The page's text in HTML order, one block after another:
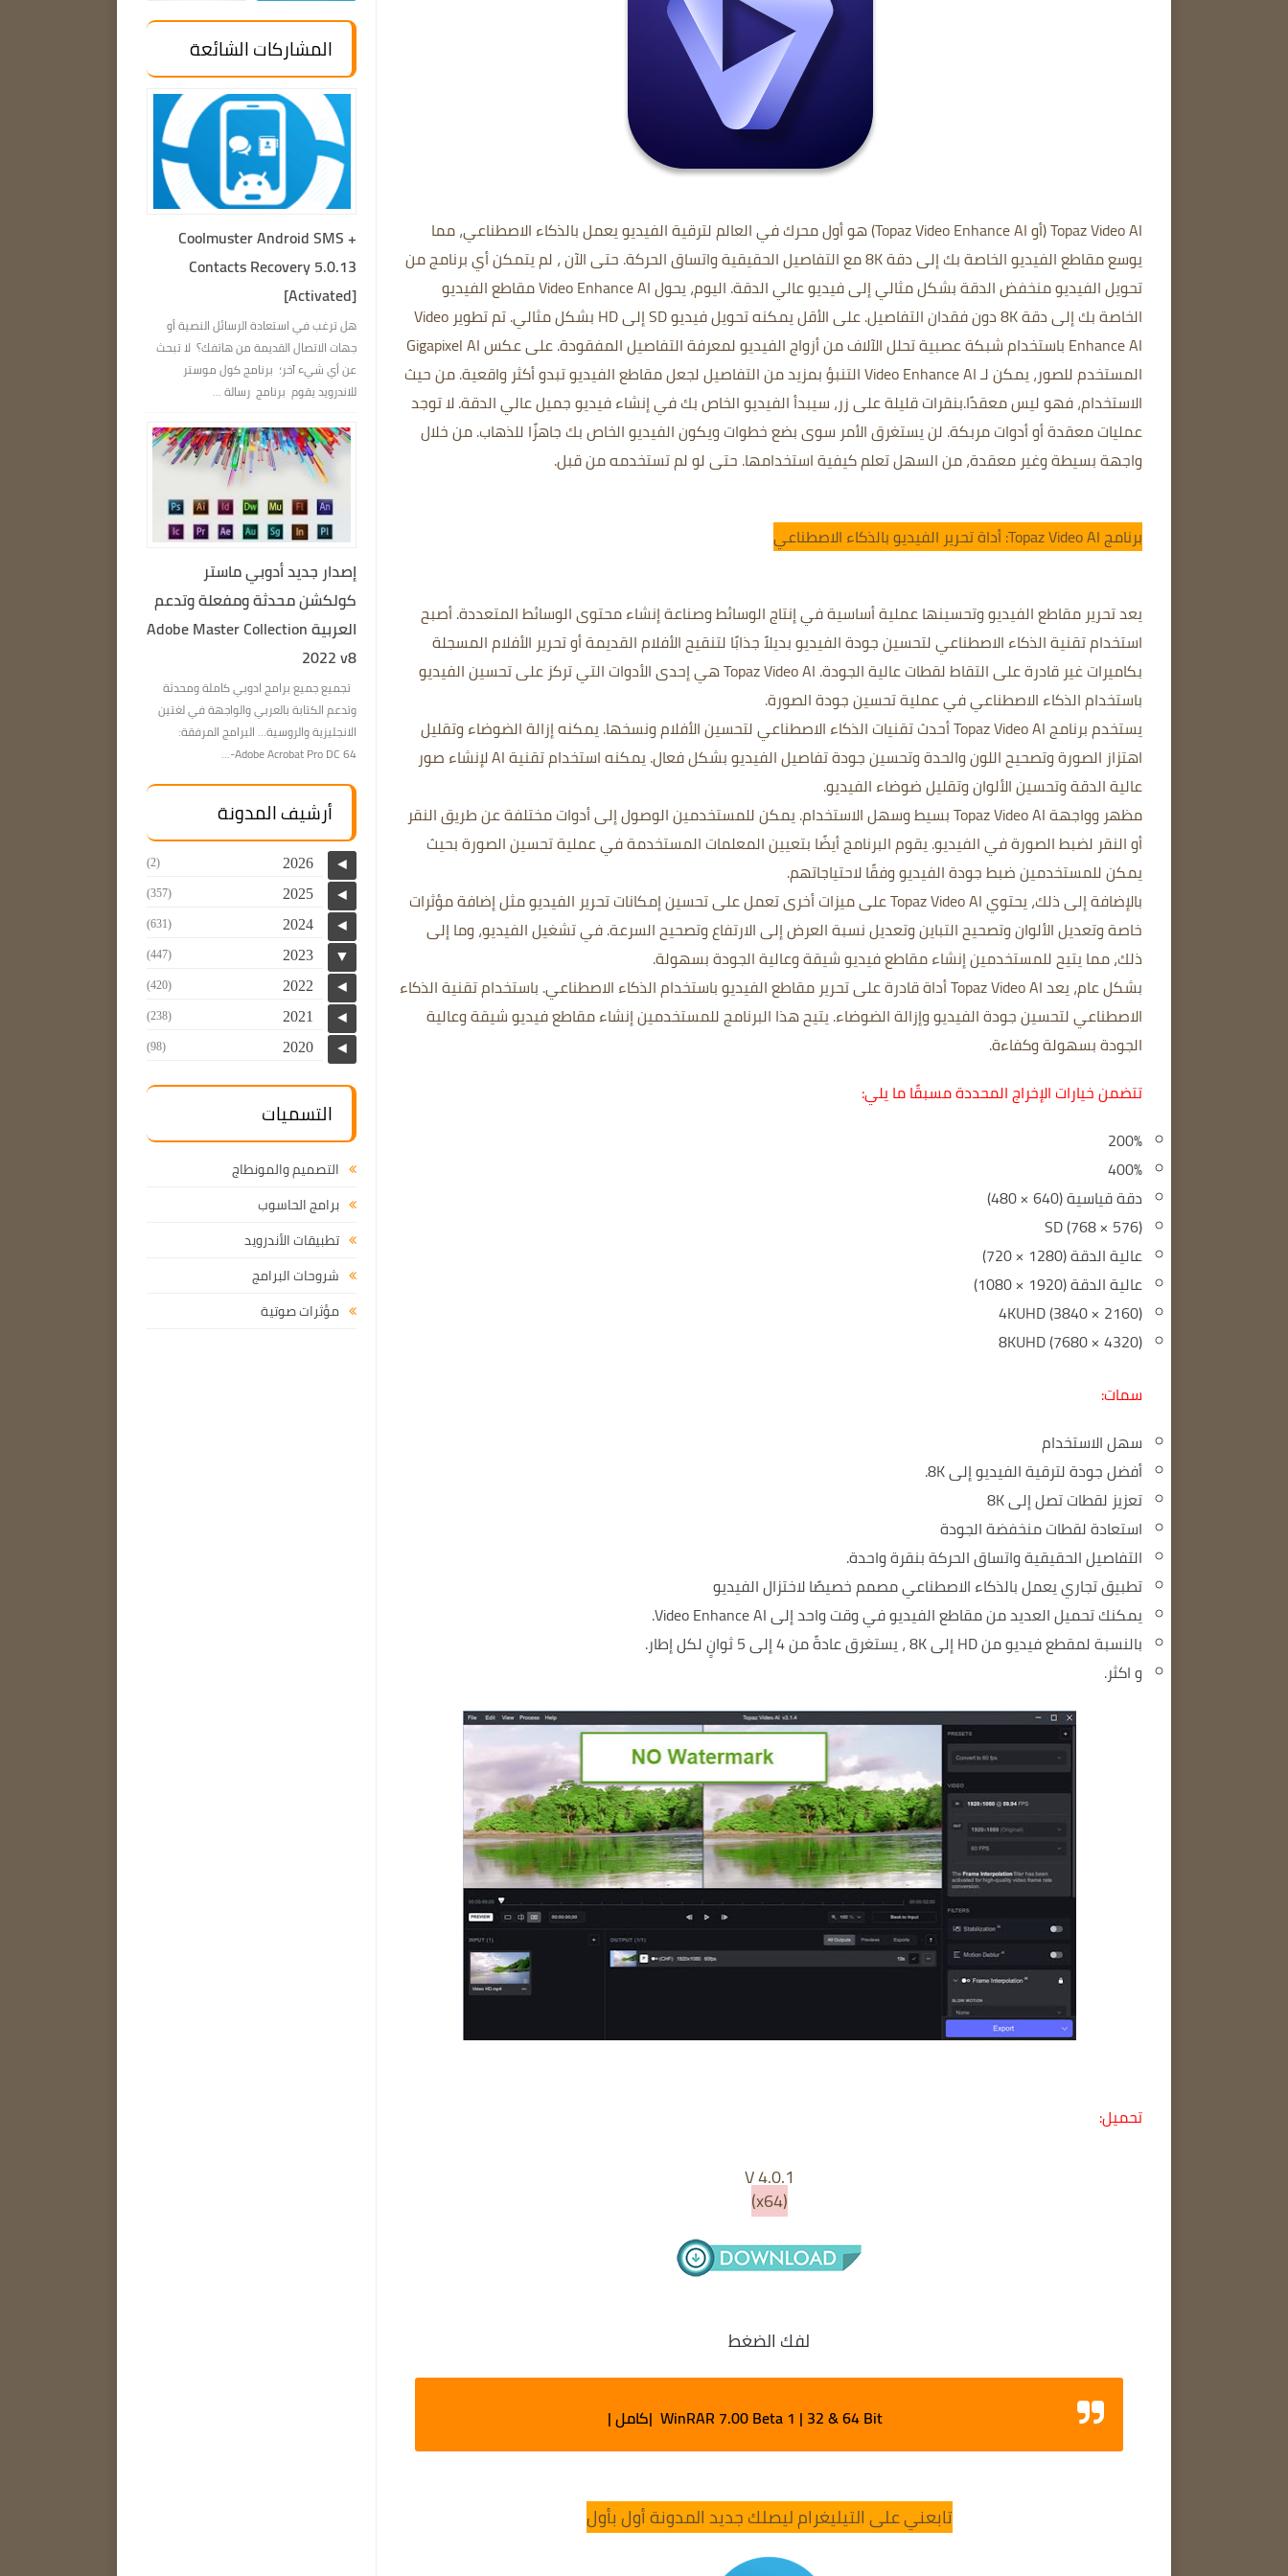
Topaz Video AI (أو Topaz Video Enhance AI)
هو أول محرك في العالم لترقية الفيديو يعمل بالذكاء الاصطناعي، مما
يوسع مقاطع الفيديو الخاصة بك إلى دقة 8K مع التفاصيل الحقيقية واتساق الحركة.
حتى الآن ، لم يتمكن أي برنامج من
تحويل الفيديو منخفض الدقة بشكل مثالي إلى فيديو عالي الدقة.
اليوم، يحول Video Enhance AI مقاطع الفيديو
الخاصة بك إلى دقة 8K دون فقدان التفاصيل.
على الأقليمكنه تحويل فيديو SD إلى HD بشكل مثالي.
تم تطوير Video
Enhance AI باستخدام شبكة عصبية تحلل الآلاف من أزواج الفيديو لمعرفة التفاصيل المفقودة.
على عكس Gigapixel AI
المستخدم للصور، يمكن لـ Video Enhance AI التنبؤ بمزيد من التفاصيل لجعل مقاطع الفيديو تبدو أكثر واقعية.
من حيث
الاستخدام، فهو ليس معقدًا.بنقرات قليلة على زر، سيبدأ الفيديو الخاص بك في إنشاء فيديو جميل عالي الدقة.لا توجد
عمليات معقدة أو أدوات مربكة. لن يستغرق الأمر سوى بضع خطوات ويكون الفيديو الخاص بك جاهزًا للذهاب.من خلال
واجهة بسيطة وغير معقدة، من السهل تعلم كيفية استخدامها. حتى لو لم تستخدمه من قبل.
برنامج Topaz Video AI: أداة تحرير الفيديو بالذكاء الاصطناعي
يعد تحرير مقاطع الفيديو وتحسينها عملية أساسية في إنتاج الوسائط وصناعة إنشاء محتوى الوسائط المتعددة.أصبح
استخدام تقنية الذكاء الاصطناعي لتحسين جودة الفيديو بديلاً جذابًا لتنقيح الأفلام القديمة أو تحرير الأفلام المسجلة
بكاميرات غير قادرة على التقاط لقطات عالية الجودة.
Topaz Video AI هي إحدى الأدوات التي تركز على تحسين الفيديو
باستخدام الذكاء الاصطناعي في عملية تحسين جودة الصورة.
يستخدم برنامج Topaz Video AI أحدث تقنيات الذكاء الاصطناعي لتحسين الأفلام ونسخها.
يمكنه إزالة الضوضاء وتقليل
اهتزاز الصورة وتصحيح اللون والحدة وتحسين جودة تفاصيل الفيديو بشكل فعال.
يمكنه استخدام تقنية AI لإنشاء صور
عالية الدقة وتحسين الألوان وتقليل ضوضاء الفيديو.
مظهر وواجهة Topaz Video AI بسيط وسهل الاستخدام.
يمكن للمستخدمين الوصول إلى أدوات مختلفة عن طريق النقر
أو النقر لضبط الصورة في الفيديو.يقوم البرنامج أيضًا بتعيين المعلمات المستخدمة في عملية تحسين الصورة بحيث
يمكن للمستخدمين ضبط جودة الفيديو وفقًا لاحتياجاتهم.
بالإضافة إلى ذلك، يحتوي Topaz Video AI على ميزات أخرى تعمل على تحسين إمكانات تحرير الفيديو مثل إضافة مؤثرات
خاصة وتعديل الألوان وتصحيح التباين وتعديل نسبة العرض إلى الارتفاع وتصحيح السرعة.في تشغيل الفيديو، وما إلى
ذلك، مما يتيح للمستخدمين إنشاء مقاطع فيديو شيقة وعالية الجودة بسهولة.
بشكل عام، يعد Topaz Video AI أداة قادرة على تحرير مقاطع الفيديو باستخدام الذكاء الاصطناعي.
باستخدام تقنية الذكاء
الاصطناعي لتحسين جودة الفيديو وإزالة الضوضاء.يتيح هذا البرنامج للمستخدمين إنشاء مقاطع فيديو شيقة وعالية
الجودة بسهولة وكفاءة.
تتضمن خيارات الإخراج المحددة مسبقًا ما يلي:
200٪
400٪
دقة قياسية (640 × 480)
SD (768 × 576)
عالية الدقة (1280 × 720)
عالية الدقة (1920 × 1080)
4KUHD (3840 × 2160)
8KUHD (7680 × 4320)
سمات:
سهل الاستخدام
أفضل جودة لترقية الفيديو إلى 8K.
تعزيز لقطات تصل إلى 8K
استعادة لقطات منخفضة الجودة
التفاصيل الحقيقية واتساق الحركة بنقرة واحدة.
تطبيق تجاري يعمل بالذكاء الاصطناعي مصمم خصيصًا لاختزال الفيديو
يمكنك تحميل العديد من مقاطع الفيديو في وقت واحد إلى Video Enhance AI.
بالنسبة لمقطع فيديو من HD إلى 8K ، يستغرق عادةً من 4 إلى 5 ثوانٍ لكل إطار.
و اكثر.
تحميل:
V 4.0.1
(x64)
لفك الضغط
WinRAR 7.00 Beta 1 | 32 & 64 Bit |كامل |
تابعني على التيليغرام ليصلك جديد المدونة أول بأول
المشاركات الشائعة
Coolmuster Android SMS +
Contacts Recovery 5.0.13
[Activated]
هل ترغب في استعادة الرسائل النصية أو
جهات الاتصال القديمة من هاتفك؟ لا تبحث
عن أي شيء آخر؛ برنامج كول موستر
للاندرويد يقوم برنامج رسالة ...
إصدار جديد أدوبي ماستر
كولكشن محدثة ومفعلة وتدعم
العربية Adobe Master Collection
2022 v8
تجميع جميع برامج ادوبي كاملة ومحدثة
وتدعم الكتابة بالعربي والواجهة في لغتين
الانجليزية والروسية… البرامج المرفقة:
Adobe Acrobat Pro DC 64-...
أرشيف المدونة
◄
2026
(2)
◄
2025
(357)
◄
2024
(631)
▼
2023
(447)
◄
2022
(420)
◄
2021
(238)
◄
2020
(98)
التسميات
التصميم والمونطاج
برامج الحاسوب
تطبيقات الأندرويد
شروحات البرامج
مؤثرات صوتية